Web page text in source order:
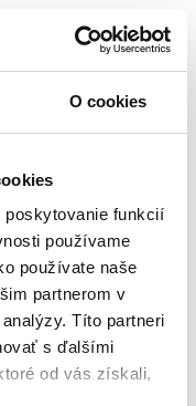
O cookies
poskytovanie funkcií
používame
používate naše
partnerom v
Títo partneri
s ďalšími
od vás získali,